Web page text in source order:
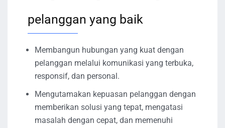
pelanggan yang baik
Membangun hubungan yang kuat dengan
pelanggan melalui komunikasi yang terbuka,
responsif, dan personal.
Mengutamakan kepuasan pelanggan dengan
memberikan solusi yang tepat, mengatasi
masalah dengan cepat, dan memenuhi